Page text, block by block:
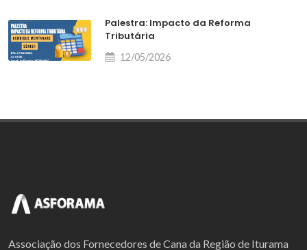
Palestra: Impacto da Reforma
Tributária
12/05/2026
Associação dos Fornecedores de Cana da Região de Iturama